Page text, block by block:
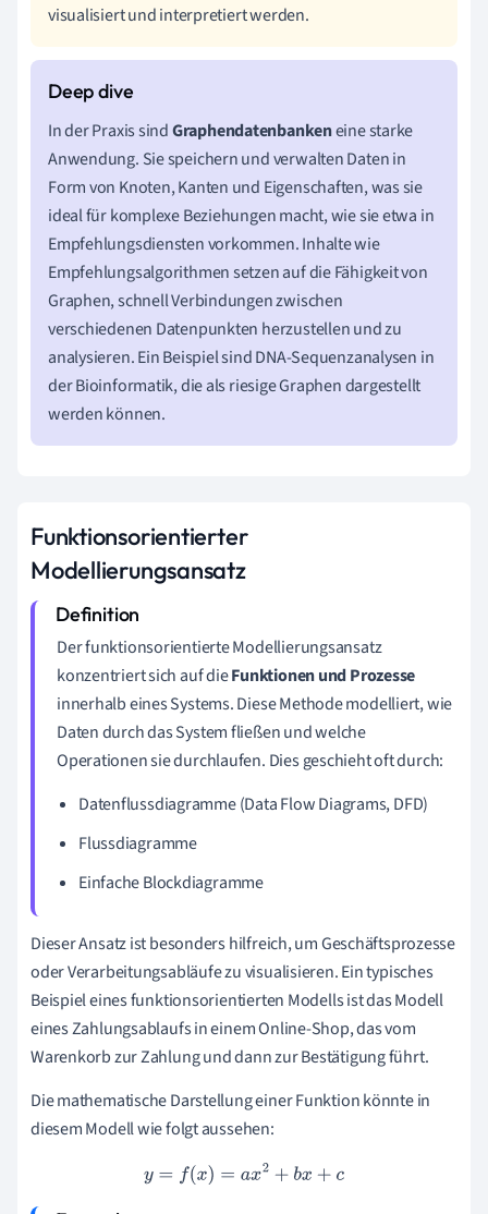
visualisiert und interpretiert werden.
In der Praxis sindGraphendatenbankeneine starke
Anwendung. Sie speichern und verwalten Daten in
Form von Knoten, Kanten und Eigenschaften, was sie
ideal für komplexe Beziehungen macht, wie sie etwa in
Empfehlungsdiensten vorkommen. Inhalte wie
Empfehlungsalgorithmen setzen auf die Fähigkeit von
Graphen, schnell Verbindungen zwischen
verschiedenen Datenpunkten herzustellen und zu
analysieren. Ein Beispiel sind DNA-Sequenzanalysen in
der Bioinformatik, die als riesige Graphen dargestellt
werden können.
Funktionsorientierter
Modellierungsansatz
Der funktionsorientierte Modellierungsansatz
konzentriert sich auf dieFunktionen und Prozesse
innerhalb eines Systems. Diese Methode modelliert, wie
Daten durch das System fließen und welche
Operationen sie durchlaufen. Dies geschieht oft durch:
Datenflussdiagramme (Data Flow Diagrams, DFD)
Flussdiagramme
Einfache Blockdiagramme
Dieser Ansatz ist besonders hilfreich, um Geschäftsprozesse
oder Verarbeitungsabläufe zu visualisieren. Ein typisches
Beispiel eines funktionsorientierten Modells ist das Modell
eines Zahlungsablaufs in einem Online-Shop, das vom
Warenkorb zur Zahlung und dann zur Bestätigung führt.
Die mathematische Darstellung einer Funktion könnte in
diesem Modell wie folgt aussehen:
y=f( x)= ax2+bx+ c